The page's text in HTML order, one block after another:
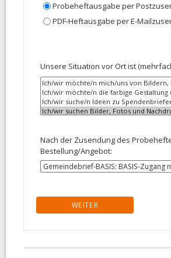
Auswahl Zusendung
Probeheftausgabe per
PDF-Heftausgabe per E-
Zu uns *
Unsere Situation vor Ort ist
Nach der Zusendung des
Bestellung/Angebot:
Mögliches Interesse an folgendem